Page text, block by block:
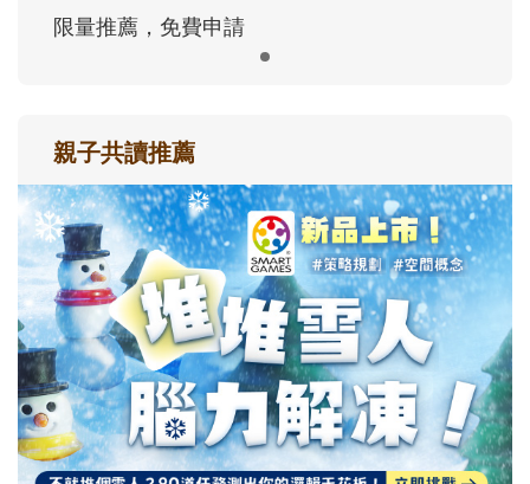
限量推薦，免費申請
親子共讀推薦
最新活動